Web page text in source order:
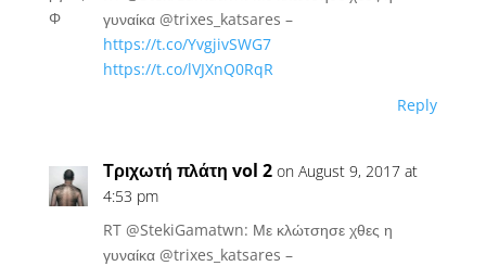
γυναίκα @trixes_katsares –
https://t.co/YvgjivSWG7
https://t.co/lVJXnQ0RqR
Reply
Τριχωτή πλάτη vol 2 on August 9, 2017 at
4:53 pm
RT @StekiGamatwn: Με κλώτσησε χθες η
γυναίκα @trixes_katsares –